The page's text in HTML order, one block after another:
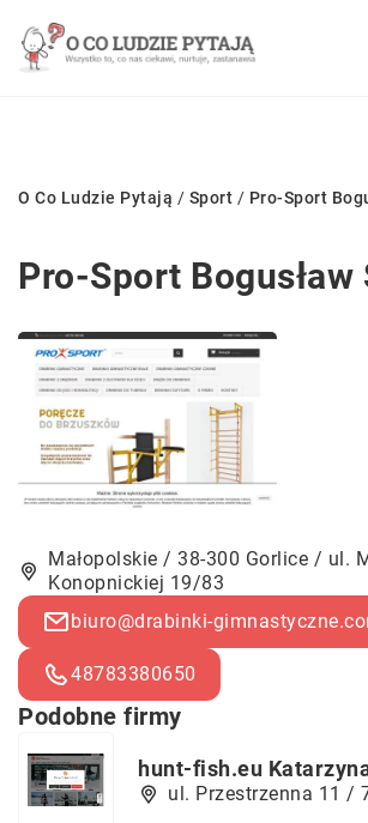
O Co Ludzie Pytają / Sport / Pro-Sport
Pro-Sport Bogusław
Małopolskie / 38-300 Gorlice / ul.
Konopnickiej 19/83
biuro@drabinki-
48783380650
Podobne firmy
hunt-fish.eu
ul. Przestrzenna 11 /